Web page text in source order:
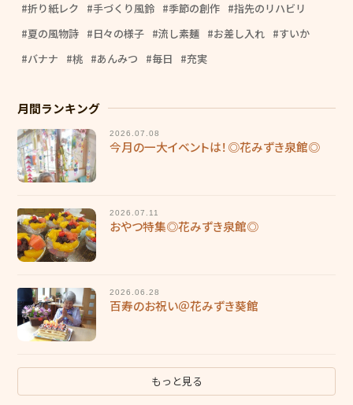
折り紙レク
手づくり風鈴 季節の創作
指先のリハビリ
夏の風物詩
日々の様子 流し素麺 お差し入れ
すいか
バナナ
桃 あんみつ 毎日 充実
月間ランキング
2026.07.08
今月の一大イベントは！◎花みずき泉館◎
2026.07.11
おやつ特集◎花みずき泉館◎
2026.06.28
百寿のお祝い＠花みずき葵館
もっと見る